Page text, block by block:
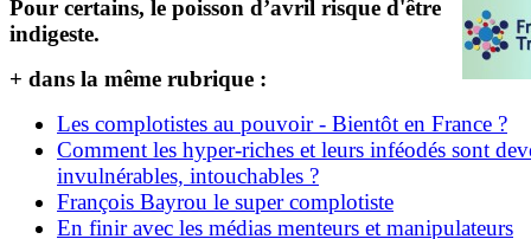
Pour certains, le poisson d’avril risque d'être
indigeste.
+ dans la même rubrique :
Les complotistes au pouvoir - Bientôt en France ?
Comment les hyper-riches et leurs inféodés sont
invulnérables, intouchables ?
François Bayrou le super complotiste
En finir avec les médias menteurs et manipulateurs